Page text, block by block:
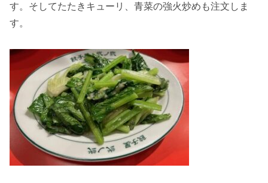
す。そしてたたきキューリ、青菜の強火炒めも注文しま
す。